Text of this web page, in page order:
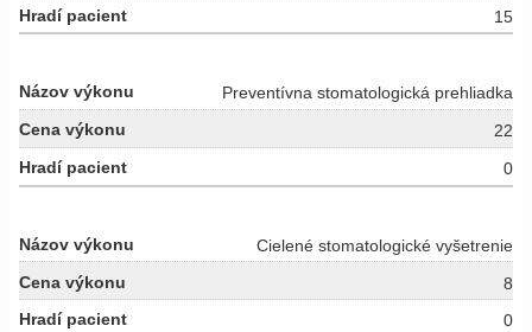
15
Preventívna stomatologická prehliadka
22
0
Cielené stomatologické vyšetrenie
8
0